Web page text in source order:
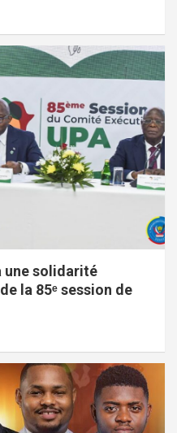
une solidarité
la 85ᵉ session de